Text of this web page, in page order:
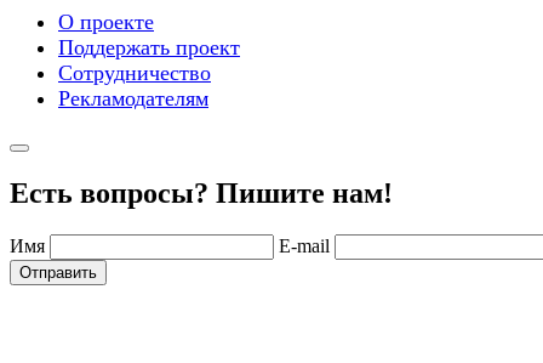
О проекте
Поддержать проект
Сотрудничество
Рекламодателям
Есть вопросы? Пишите нам!
Имя E-mail